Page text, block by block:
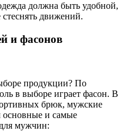
должна быть удобной,
движений.
и фасонов
продукции? По
в выборе играет фасон. В
брюк, мужские
основные и самые
мужчин: